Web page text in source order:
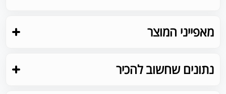
מאפייני המוצר
נתונים שחשוב להכיר